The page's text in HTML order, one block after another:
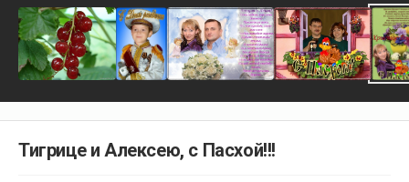
Тигрице и Алексею, с Пасхой!!!